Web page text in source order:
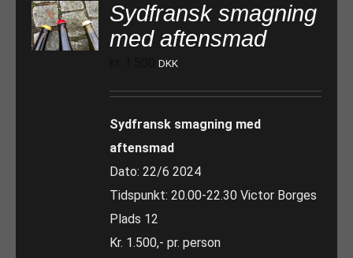
Sydfransk smagning
med aftensmad
DKK
Sydfransk smagning med
aftensmad
Dato: 22/6 2024
Tidspunkt: 20.00-22.30 Victor Borges
Plads 12
Kr. 1.500,- pr. person